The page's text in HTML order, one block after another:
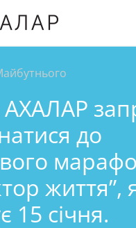
до
життя”,
15 січня.